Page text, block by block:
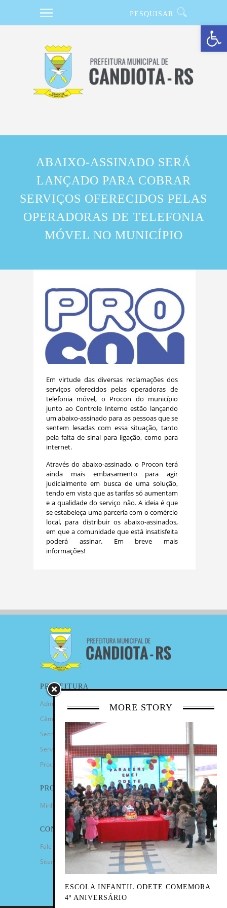
Barra de Ferramentas Aberta
ABAIXO-ASSINADO SERÁ
LANÇADO PARA COBRAR
SERVIÇOS OFERECIDOS PELAS
OPERADORAS DE TELEFONIA
MÓVEL NO MUNICÍPIO
Em virtude das diversas reclamações dos
serviços oferecidos pelas operadoras de
telefonia móvel, o Procon do município
junto ao Controle Interno estão lançando
um abaixo-assinado para as pessoas que se
sentem lesadas com essa situação, tanto
pela falta de sinal para ligação, como para
internet.
Através do abaixo-assinado, o Procon terá
ainda mais embasamento para agir
judicialmente em busca de uma solução,
tendo em vista que as tarifas só aumentam
e a qualidade do serviço não. A ideia é que
se estabeleça uma parceria com o comércio
local, para distribuir os abaixo-assinados,
em que a comunidade que está insatisfeita
poderá assinar. Em breve mais
informações!
MORE STORY
ESCOLA INFANTIL ODETE COMEMORA
4º ANIVERSÁRIO
PREFEITURA
Administração Municipal
Câmara de Vereadores
Secretarias
Serviços
Procuradoria Geral
PROGRAMAS
Minha Casa Minha Vida
CONTATO
Fale Conosco
Sitemap